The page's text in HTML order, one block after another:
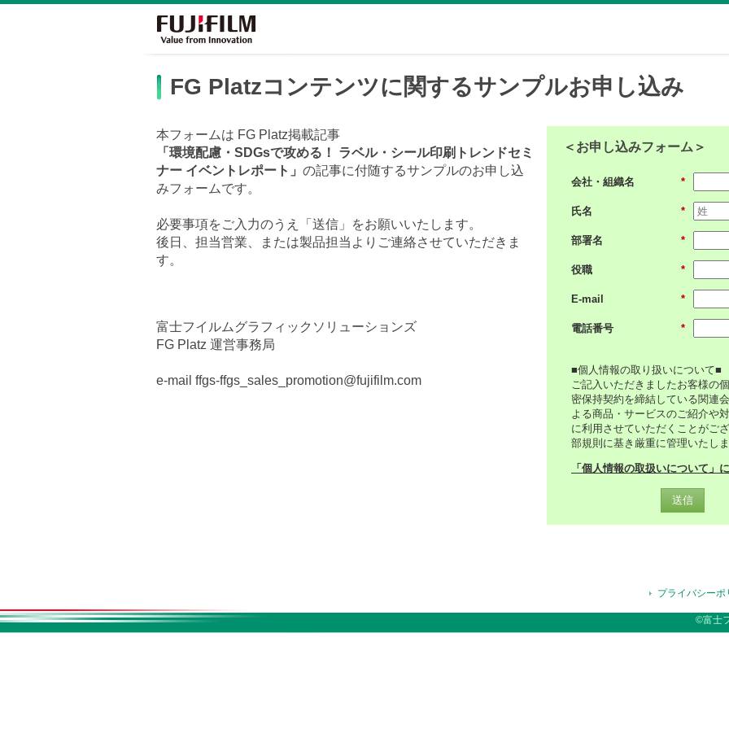
FG Platzコンテンツに関するサンプルお申し込み
本フォームは FG Platz掲載記事
「環境配慮・SDGsで攻める！ ラベル・シール印刷トレンドセミ
ナー イベントレポート」 の記事に付随するサンプルのお申し込
みフォームです。
必要事項をご入力のうえ「送信」をお願いいたします。
後日、担当営業、または製品担当よりご連絡させていただきま
す。
富士フイルムグラフィックソリューションズ
FG Platz 運営事務局
e-mail ffgs-ffgs_sales_promotion@fujifilm.com
＜お申し込みフォーム＞
*
会社・組織名
*
氏名
*
部署名
*
役職
*
E-mail
*
電話番号
■個人情報の取り扱いについて■
ご記入いただきましたお客様の
密保持契約を締結している関連
よる商品・サービスのご紹介や
に利用させていただくことがご
部規則に基き厳重に管理いたしま
「個人情報の取扱いについて」
送信
プライバシーポ
©富士